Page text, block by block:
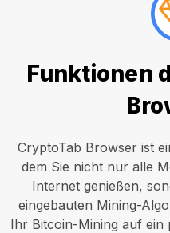
Funktionen
CryptoTab Browser ist
dem Sie nicht nur alle
Internet genießen,
eingebauten Mining-
Ihr Bitcoin-Mining auf ein